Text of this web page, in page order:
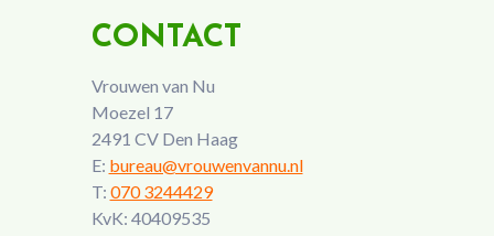
CONTACT
Vrouwen van Nu
Moezel 17
2491 CV Den Haag
E: bureau@vrouwenvannu.nl
T: 070 3244429
KvK: 40409535